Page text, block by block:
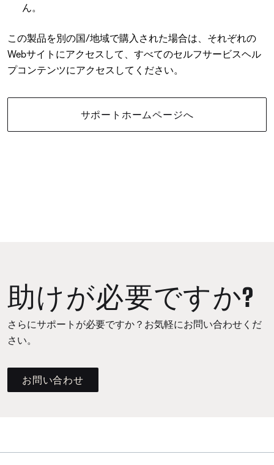
ん。
この製品を別の国/地域で購入された場合は、それぞれの
Webサイトにアクセスして、すべてのセルフサービスヘル
プコンテンツにアクセスしてください。
サポートホームページへ
助けが必要ですか?
さらにサポートが必要ですか？お気軽にお問い合わせくだ
さい。
お問い合わせ